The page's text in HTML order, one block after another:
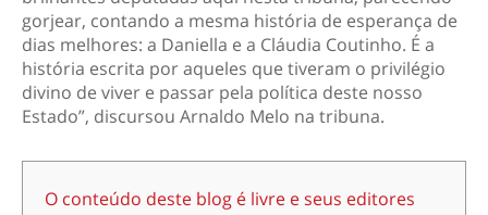
gorjear, contando a mesma história de esperança de
dias melhores: a Daniella e a Cláudia Coutinho. É a
história escrita por aqueles que tiveram o privilégio
divino de viver e passar pela política deste nosso
Estado”, discursou Arnaldo Melo na tribuna.
O conteúdo deste blog é livre e seus editores